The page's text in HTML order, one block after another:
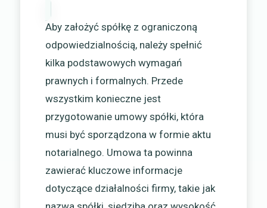
Aby założyć spółkę z ograniczoną
odpowiedzialnością, należy spełnić
kilka podstawowych wymagań
prawnych i formalnych. Przede
wszystkim konieczne jest
przygotowanie umowy spółki, która
musi być sporządzona w formie aktu
notarialnego. Umowa ta powinna
zawierać kluczowe informacje
dotyczące działalności firmy, takie jak